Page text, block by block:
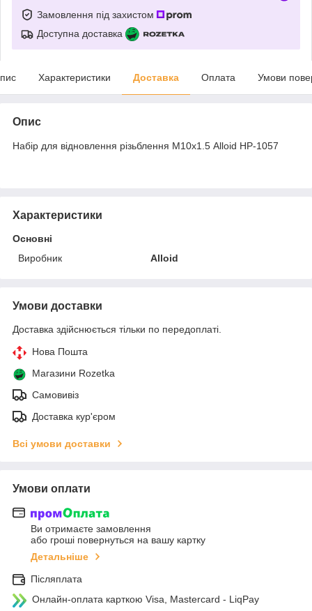
Замовлення під захистом
Доступна доставка
Характеристики Доставка Оплата Умови
Опис
Набір для відновлення різьблення М10х1.5 Alloid НР-1057
Характеристики
Основні
Виробник
Alloid
Умови доставки
Доставка здійснюється тільки по передоплаті.
Нова Пошта
Магазини Rozetka
Самовивіз
Доставка кур'єром
Всі умови доставки
Умови оплати
Ви отримаєте замовлення
або гроші повернуться на вашу картку
Детальніше
Післяплата
Онлайн-оплата карткою Visa, Mastercard - LiqPay